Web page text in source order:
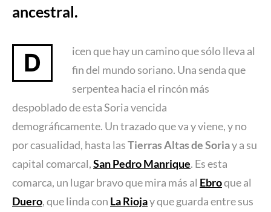
ancestral.
D
icen que hay un camino que sólo lleva al
fin del mundo soriano. Una senda que
serpentea hacia el rincón más
despoblado de esta Soria vencida
demográficamente. Un trazado que va y viene, y no
por casualidad, hasta lasTierras Altas de Soriay a su
capital comarcal,San Pedro Manrique. Es esta
comarca, un lugar bravo que mira más al Ebroque al
Duero, que linda con La Riojay que guarda entre sus